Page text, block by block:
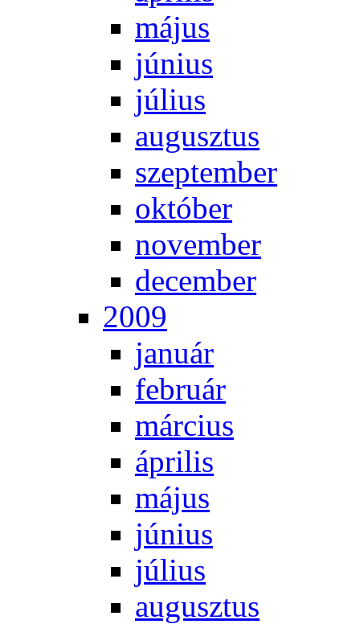
má­jus
jú­ni­us
jú­li­us
au­gusz­tus
szep­tem­ber
ok­tó­ber
no­vem­ber
de­cem­ber
2009
ja­nu­ár
feb­ru­ár
már­ci­us
áp­ri­lis
má­jus
jú­ni­us
jú­li­us
au­gusz­tus